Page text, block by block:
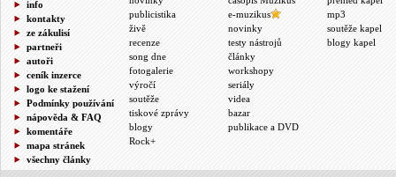
info
kontakty
ze zákulisí
partneři
autoři
ceník inzerce
logo ke stažení
Podmínky používání
nápověda & FAQ
komentáře
mapa stránek
všechny články
publicistika
živě
recenze
song dne
fotogalerie
výročí
soutěže
tiskové zprávy
blogy
Rock+
e-muzikus
novinky
testy nástrojů
články
workshopy
seriály
videa
bazar
publikace a DVD
mp3
soutěže kapel
blogy kapel